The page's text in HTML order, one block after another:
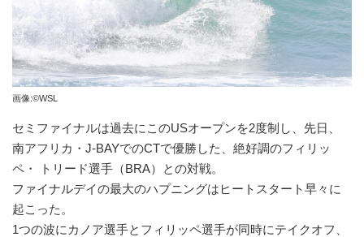
画像:©WSL
セミファイナルは過去にこのUSオープンを2度制し、先日、
南アフリカ・J-BAYでのCTで優勝した、絶好調のフィリッ
ペ・ トリード選手（BRA）との対戦。
ファイナルデイの最大のハプニングはヒートスタート早々に
起こった。
1つの波にカノア選手とフィリッペ選手が同時にテイクオフ、